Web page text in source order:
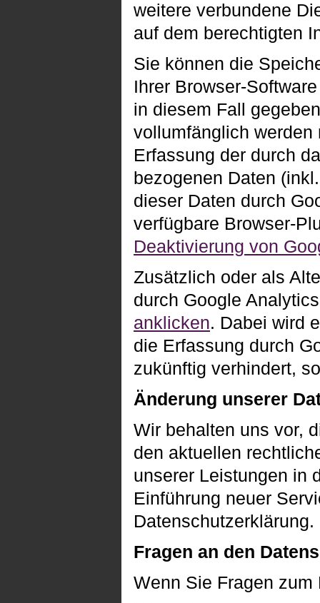
weitere verbundene
auf dem berechtigten
Sie können die
Ihrer Browser-
in diesem Fall
vollumfänglich
Erfassung der durch
bezogenen Daten
dieser Daten durch
verfügbare Browser-
Deaktivierung von
Zusätzlich oder als
durch Google
anklicken. Dabei wird
die Erfassung durch
zukünftig verhindert,
Änderung unserer
Wir behalten uns vor,
den aktuellen
unserer Leistungen in
Einführung neuer
Datenschutzerklärung.
Fragen an den
Wenn Sie Fragen